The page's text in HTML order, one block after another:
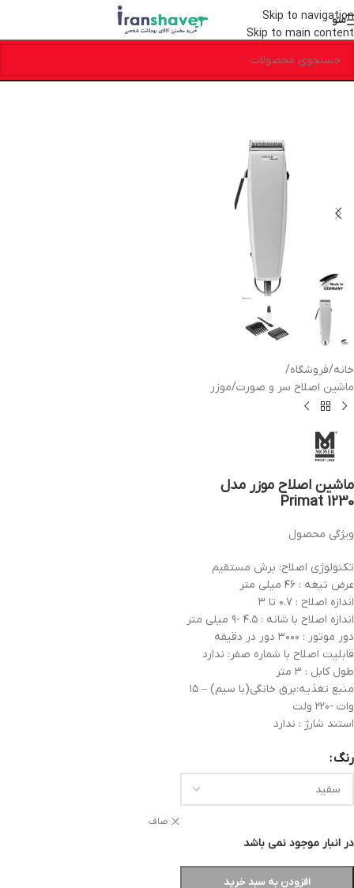
Skip to navigation
Skip to main content
منو
خانه/فروشگاه/
ماشین اصلاح سر و صورت/موزر
ماشین اصلاح موزر مدل
Primat 1230
ویژگی محصول
تکنولوژی اصلاح: برش مستقیم
عرض تیغه : ۴۶ میلی متر
اندازه اصلاح : ۰.۷ تا ۳
اندازه اصلاح با شانه : ۴.۵ -۹ میلی متر
دور موتور : ۳۰۰۰ دور در دقیقه
قابلیت اصلاح با شماره صفر: ندارد
طول کابل : ۳ متر
منبع تغذیه:برق خانگی(با سیم) – ۱۵
وات -۲۲۰ ولت
استند شارژ : ندارد
رنگ
صاف
در انبار موجود نمی باشد
افزودن به سبد خرید